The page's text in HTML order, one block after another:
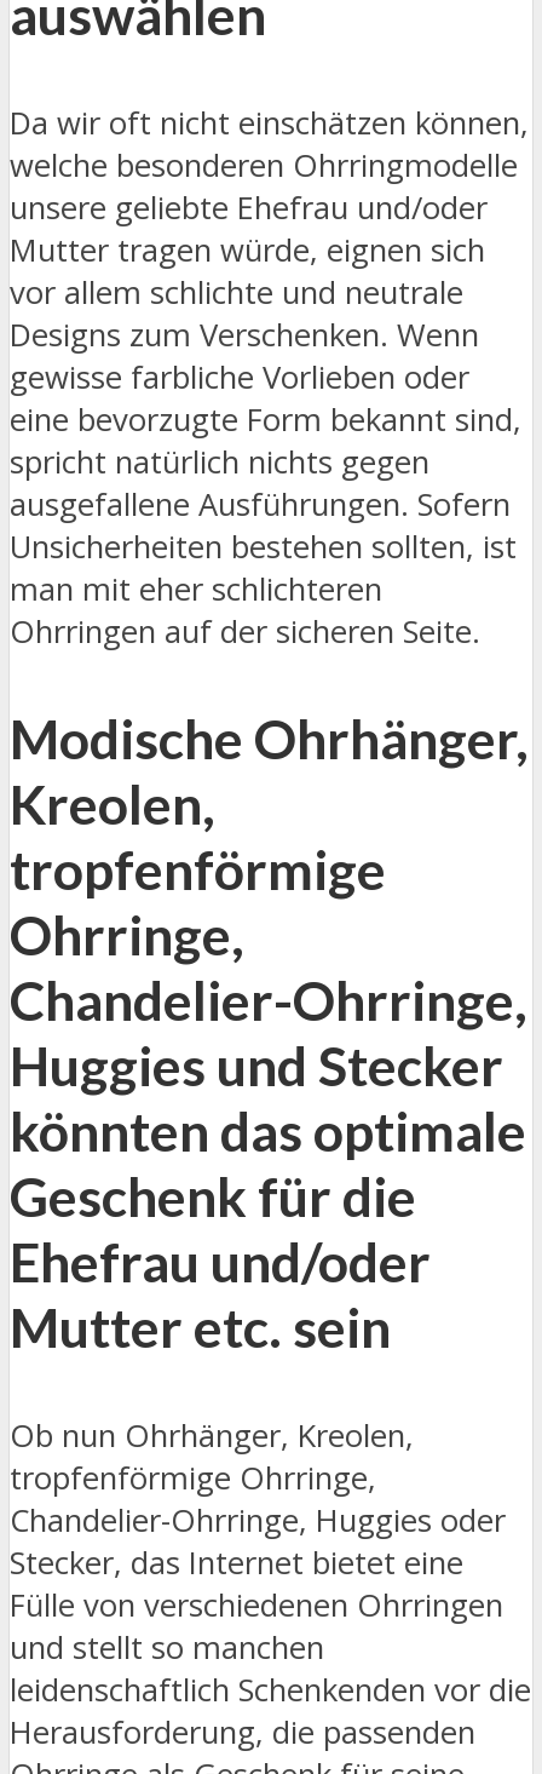
auswählen
Da wir oft nicht einschätzen können,
welche besonderen Ohrringmodelle
unsere geliebte Ehefrau und/oder
Mutter tragen würde, eignen sich
vor allem schlichte und neutrale
Designs zum Verschenken. Wenn
gewisse farbliche Vorlieben oder
eine bevorzugte Form bekannt sind,
spricht natürlich nichts gegen
ausgefallene Ausführungen. Sofern
Unsicherheiten bestehen sollten, ist
man mit eher schlichteren
Ohrringen auf der sicheren Seite.
Modische Ohrhänger,
Kreolen,
tropfenförmige
Ohrringe,
Chandelier-Ohrringe,
Huggies und Stecker
könnten das optimale
Geschenk für die
Ehefrau und/oder
Mutter etc. sein
Ob nun Ohrhänger, Kreolen,
tropfenförmige Ohrringe,
Chandelier-Ohrringe, Huggies oder
Stecker, das Internet bietet eine
Fülle von verschiedenen Ohrringen
und stellt so manchen
leidenschaftlich Schenkenden vor die
Herausforderung, die passenden